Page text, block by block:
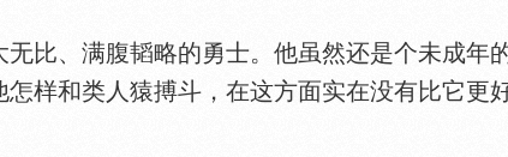
、满腹韬略的勇士。他虽然还是个未成年
怎样和类人猿搏斗，在这方面实在没有比它更